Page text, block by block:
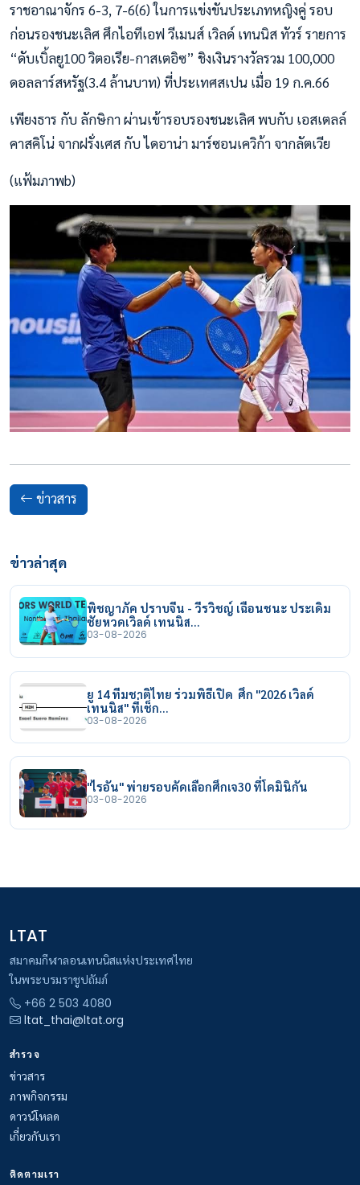
ราชอาณาจักร 6-3, 7-6(6) ในการแข่งขันประเภทหญิงคู่ รอบ
ก่อนรองชนะเลิศ ศึกไอทีเอฟ วีเมนส์ เวิลด์ เทนนิส ทัวร์ รายการ
“ดับเบิ้ลยู100 วิตอเรีย-กาสเตอิซ” ชิงเงินรางวัลรวม 100,000
ดอลลาร์สหรัฐ(3.4 ล้านบาท) ที่ประเทศสเปน เมื่อ 19 ก.ค.66
เพียงธาร กับ ลักษิกา ผ่านเข้ารอบรองชนะเลิศ พบกับ เอสเตลล์
คาสคิโน่ จากฝรั่งเศส กับ ไดอาน่า มาร์ซอนเควิก้า จากลัตเวีย
(แฟ้มภาพb)
ข่าวสาร
ข่าวล่าสุด
พิชญาภัค ปราบจีน - วีรวิชญ์ เฉือนชนะ ประเดิม
ชัยหวดเวิลด์ เทนนิส…
03-08-2026
ยู 14 ทีมชาติไทย ร่วมพิธีเปิด ศึก "2026 เวิลด์
เทนนิส" ที่เช็ก…
03-08-2026
"ไรอัน" พ่ายรอบคัดเลือกศึกเจ30 ที่โดมินิกัน
03-08-2026
LTAT
สมาคมกีฬาลอนเทนนิสแห่งประเทศไทย
ในพระบรมราชูปถัมภ์
+66 2 503 4080
ltat_thai@ltat.org
สำรวจ
ข่าวสาร
ภาพกิจกรรม
ดาวน์โหลด
เกี่ยวกับเรา
ติดตามเรา